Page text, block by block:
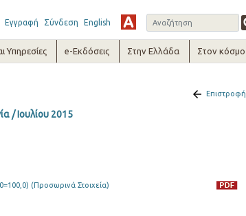
Εγγραφή Σύνδεση English
Υπηρεσίες e-Εκδόσεις Στην Ελλάδα Στον κόσμο
Επιστροφή
/ Ιουλίου 2015
(Προσωρινά Στοιχεία)